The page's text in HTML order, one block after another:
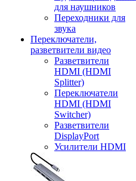
для наушников
Переходники для
звука
Переключатели,
разветвители видео
Разветвители
HDMI (HDMI
Splitter)
Переключатели
HDMI (HDMI
Switcher)
Разветвители
DisplayPort
Усилители HDMI